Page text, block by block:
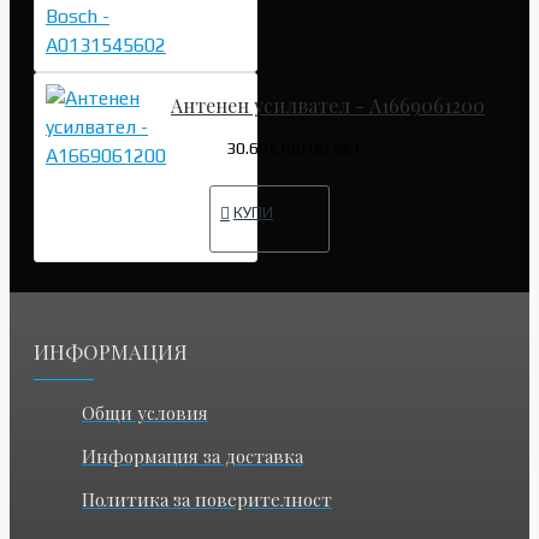
Антенен усилвател - A1669061200
30.68€ (60.00 лв.)
КУПИ
ИНФОРМАЦИЯ
Общи условия
Информация за доставка
Политика за поверителност